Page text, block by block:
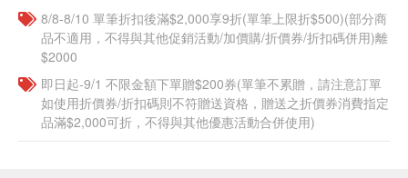
8/8-8/10 單筆折扣後滿$2,000享9折(單筆上限折$500)(部分商
品不適用，不得與其他促銷活動/加價購/折價券/折扣碼併用)離
$2000
即日起-9/1 不限金額下單贈$200券(單筆不累贈，請注意訂單
如使用折價券/折扣碼則不符贈送資格，贈送之折價券消費指定
品滿$2,000可折，不得與其他優惠活動合併使用)